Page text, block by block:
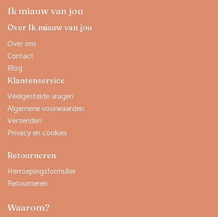
Ik miauw van jou
Over Ik miauw van jou
Over ons
Contact
Blog
Klantenservice
Veelgestelde vragen
Algemene voorwaarden
Verzenden
Privacy en cookies
Retourneren
Herroepingsformulier
Retourneren
Waarom?